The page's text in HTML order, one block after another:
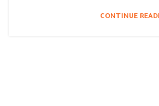
CONTINUE